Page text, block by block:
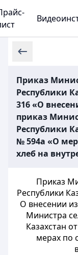
Приказ
Республики
316 «О
приказ
Республики
№ 594а «О
хлеб на
Приказ
Республики
О внесении
Министра
Казахстан
мерах по